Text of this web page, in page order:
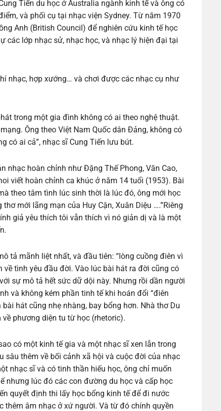
Tiến du học ở Australia ngành kinh tế và ông có
và phối cụ tại nhạc viện Sydney. Từ năm 1970
Anh (British Council) để nghiên cứu kinh tế học
các lớp nhạc sử, nhạc học, và nhạc lý hiện đại tại
nhạc, hợp xướng… và chơi được các nhạc cụ như
trong một gia đình không có ai theo nghệ thuật.
Ông theo Việt Nam Quốc dân Đảng, không có
có ai cả”, nhạc sĩ Cung Tiến lưu bút.
nhạc hoàn chỉnh như Đặng Thế Phong, Văn Cao,
viết hoàn chỉnh ca khúc ở năm 14 tuổi (1953). Bài
theo tâm tình lúc sinh thời là lúc đó, ông mới học
mới lãng mạn của Huy Cận, Xuân Diệu ….”Riêng
giả yêu thích tôi vẫn thích vì nó giản dị và là một
tả mãnh liệt nhất, và đầu tiên: “lòng cuồng điên vì
tình yêu đầu đời. Vào lúc bài hát ra đời cũng có
sự mô tả hết sức dữ dội này. Nhưng rồi dần người
và không kém phần tinh tế khi hoán đổi “điên
hát cũng nhẹ nhàng, bay bổng hơn. Nhà thơ Du
phương diện tu từ học (rhetoric).
có một kinh tế gia và một nhạc sĩ xen lẫn trong
thêm về bối cảnh xã hội và cuộc đời của nhạc
nhạc sĩ và có tinh thần hiếu học, ông chỉ muốn
nhưng lúc đó các con đường du học và cấp học
quyết định thi lấy học bổng kinh tế để đi nước
thêm âm nhạc ở xứ người. Và từ đó chính quyền